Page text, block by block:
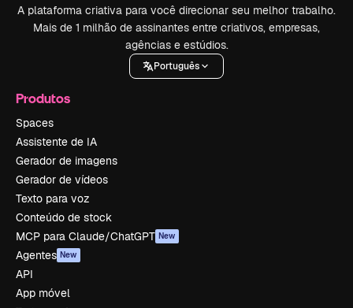
A plataforma criativa para você direcionar seu melhor trabalho.
Mais de 1 milhão de assinantes entre criativos, empresas,
agências e estúdios.
Português
Produtos
Spaces
Assistente de IA
Gerador de imagens
Gerador de vídeos
Texto para voz
Conteúdo de stock
MCP para Claude/ChatGPT New
Agentes New
API
App móvel